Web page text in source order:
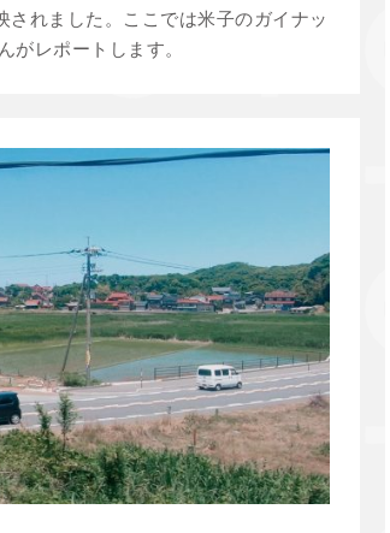
れました。ここでは米子のガイナッ
がレポートします。